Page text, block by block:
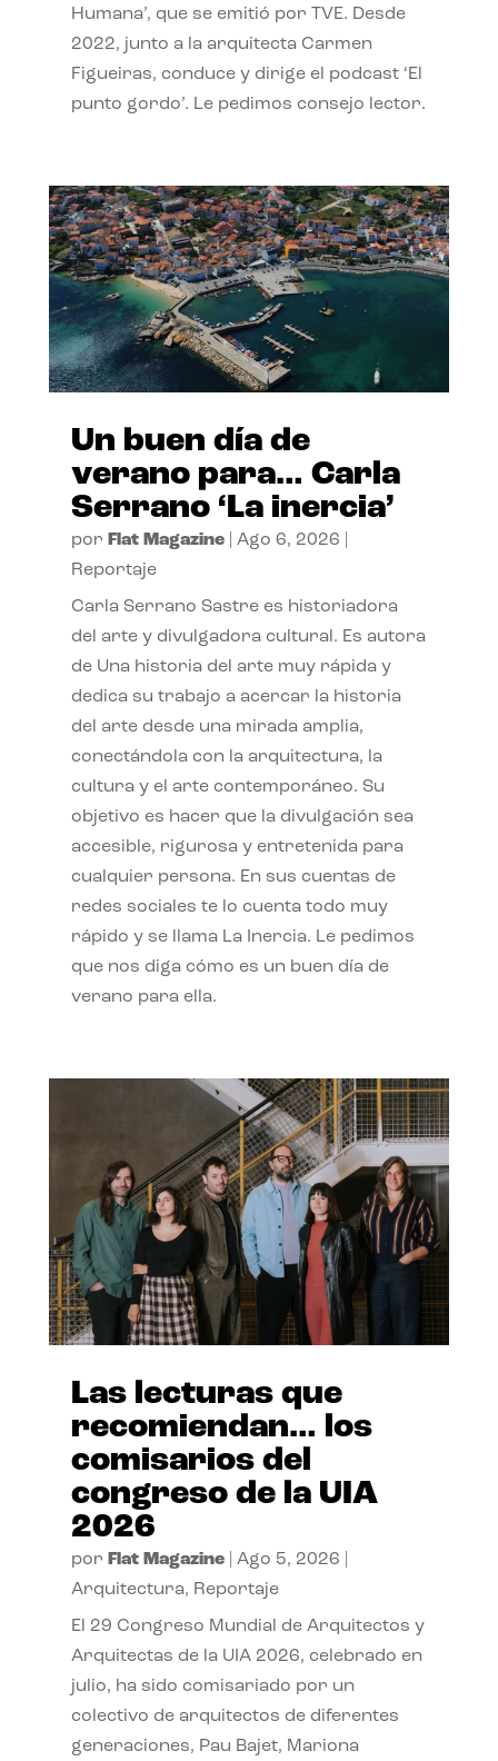
Humana’, que se emitió por TVE. Desde
2022, junto a la arquitecta Carmen
Figueiras, conduce y dirige el podcast ‘El
punto gordo’. Le pedimos consejo lector.
Un buen día de
verano para… Carla
Serrano ‘La inercia’
por Flat Magazine| Ago 6, 2026
Reportaje
Carla Serrano Sastre es historiadora
del arte y divulgadora cultural. Es autora
de Una historia del arte muy rápida y
dedica su trabajo a acercar la historia
del arte desde una mirada amplia,
conectándola con la arquitectura, la
cultura y el arte contemporáneo. Su
objetivo es hacer que la divulgación sea
accesible, rigurosa y entretenida para
cualquier persona. En sus cuentas de
redes sociales te lo cuenta todo muy
rápido y se llama La Inercia. Le pedimos
que nos diga cómo es un buen día de
verano para ella.
Las lecturas que
recomiendan… los
comisarios del
congreso de la UIA
2026
por Flat Magazine| Ago 5, 2026
Arquitectura, Reportaje
El 29 Congreso Mundial de Arquitectos y
Arquitectas de la UIA 2026, celebrado en
julio, ha sido comisariado por un
colectivo de arquitectos de diferentes
generaciones, Pau Bajet, Mariona